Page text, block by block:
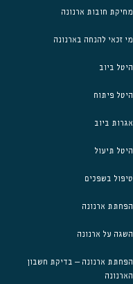
מחיקת חובות ארנונה
מי זכאי להנחה בארנונה
היטל ביוב
היטל פיתוח
אגרות ביוב
היטל תיעול
טיפול בשפכים
הפחתת ארנונה
השגה על ארנונה
הפחתת ארנונה – בדיקת חשבון
הארנונה